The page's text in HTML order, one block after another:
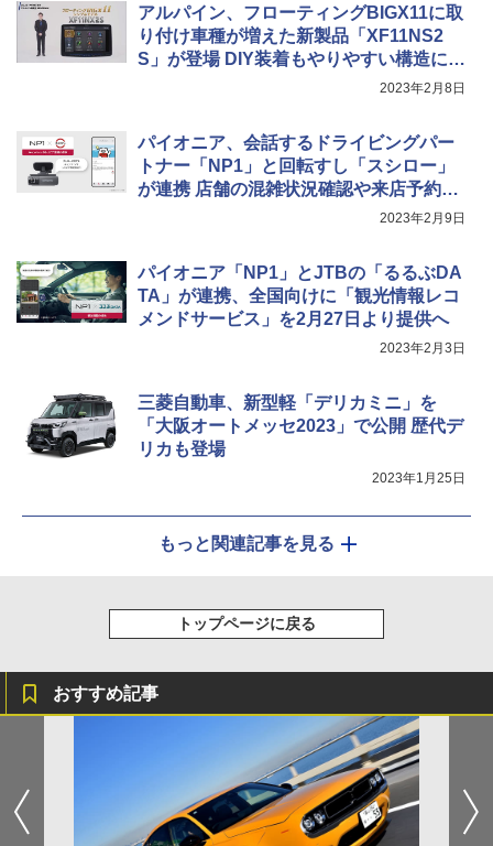
アルパイン、フローティングBIGX11に取
り付け車種が増えた新製品「XF11NS2
S」が登場 DIY装着もやりやすい構造に進
2023年2月8日
パイオニア、会話するドライビングパー
トナー「NP1」と回転すし「スシロー」
が連携 店舗の混雑状況確認や来店予約が
2023年2月9日
パイオニア「NP1」とJTBの「るるぶDA
TA」が連携、全国向けに「観光情報レコ
メンドサービス」を2月27日より提供へ
2023年2月3日
三菱自動車、新型軽「デリカミニ」を
「大阪オートメッセ2023」で公開 歴代デ
リカも登場
2023年1月25日
もっと関連記事を見る
トップページに戻る
おすすめ記事